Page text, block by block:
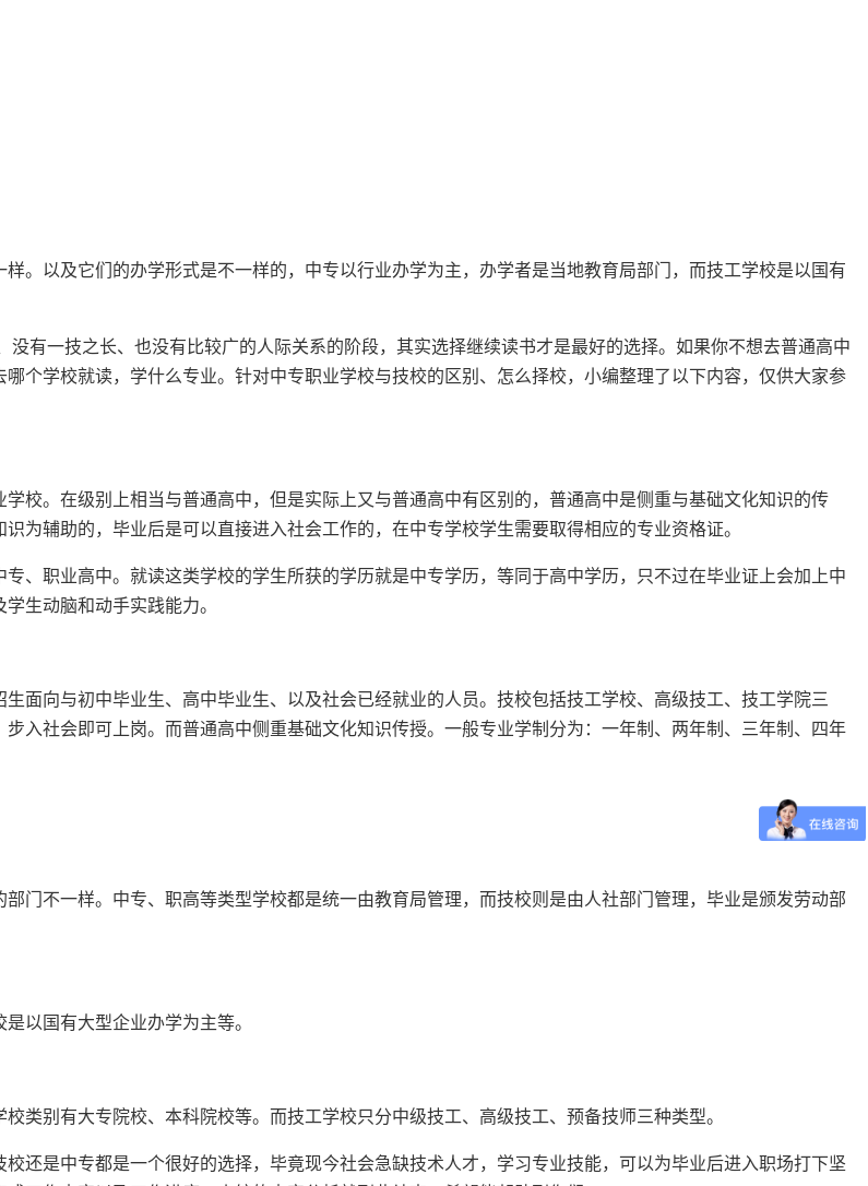
。以及它们的办学形式是不一样的，中专以行业办学为主，办学者是当地教育局部门，而技工学校是以国有
一技之长、也没有比较广的人际关系的阶段，其实选择继续读书才是最好的选择。如果你不想去普通高中
个学校就读，学什么专业。针对中专职业学校与技校的区别、怎么择校，小编整理了以下内容，仅供大家参
。在级别上相当与普通高中，但是实际上又与普通高中有区别的，普通高中是侧重与基础文化知识的传
为辅助的，毕业后是可以直接进入社会工作的，在中专学校学生需要取得相应的专业资格证。
职业高中。就读这类学校的学生所获的学历就是中专学历，等同于高中学历，只不过在毕业证上会加上中
生动脑和动手实践能力。
向与初中毕业生、高中毕业生、以及社会已经就业的人员。技校包括技工学校、高级技工、技工学院三
入社会即可上岗。而普通高中侧重基础文化知识传授。一般专业学制分为：一年制、两年制、三年制、四年
不一样。中专、职高等类型学校都是统一由教育局管理，而技校则是由人社部门管理，毕业是颁发劳动部
以国有大型企业办学为主等。
别有大专院校、本科院校等。而技工学校只分中级技工、高级技工、预备技师三种类型。
是中专都是一个很好的选择，毕竟现今社会急缺技术人才，学习专业技能，可以为毕业后进入职场打下坚